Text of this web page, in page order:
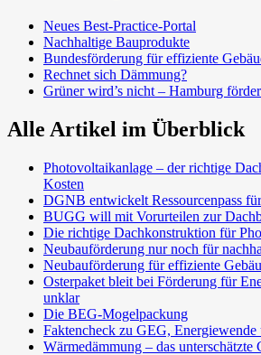
Neues Best-Practice-Portal
Nachhaltige Bauprodukte
Bundesförderung für effiziente
Rechnet sich Dämmung?
Grüner wird’s nicht – Hamburg
Alle Artikel im Überblick
Photovoltaikanlage – der richtige
Kosten
DGNB entwickelt Ressourcenpass
BUGG will mit Vorurteilen zur
Die richtige Dachkonstruktion für
Neubauförderung nur noch für
Neubauförderung für effiziente
Osterpaket bleit bei Förderung für
unklar
Die BEG-Mogelpackung
Faktencheck zu GEG,
Wärmedämmung – das unterschätzte